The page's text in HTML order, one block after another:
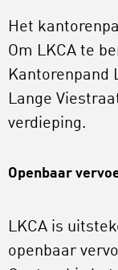
Het
Om LKCA te
Kantorenpand
Lange
verdieping.
Openbaar
LKCA is
openbaar